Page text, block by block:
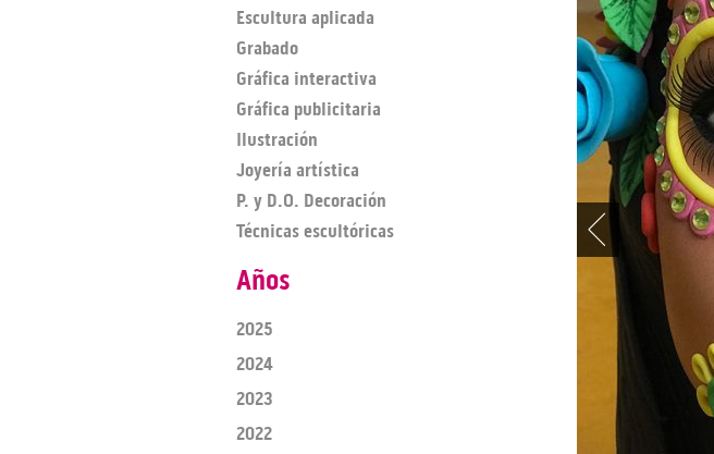
Escultura aplicada
Grabado
Gráfica interactiva
Gráfica publicitaria
Ilustración
Joyería artística
P. y D.O. Decoración
Técnicas escultóricas
Años
2025
2024
2023
2022